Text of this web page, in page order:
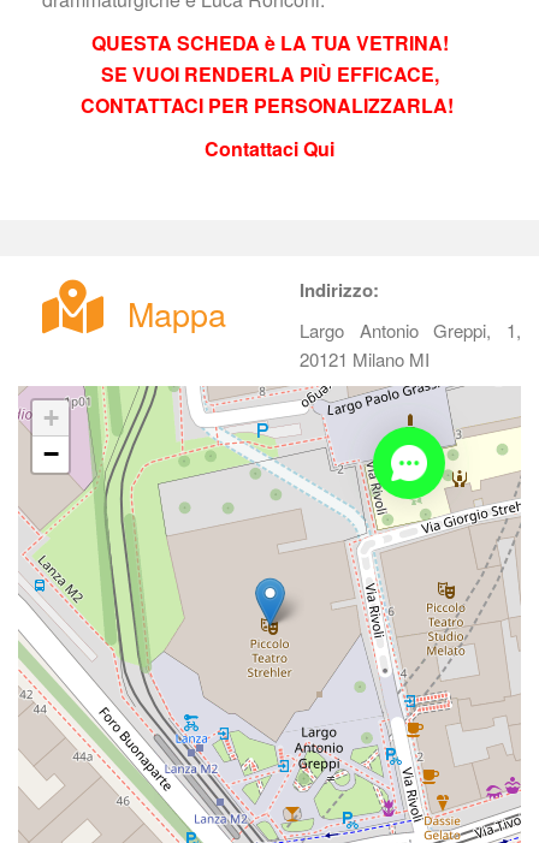
QUESTA SCHEDA è LA TUA VETRINA!
SE VUOI RENDERLA PIÙ EFFICACE,
CONTATTACI PER PERSONALIZZARLA!
Contattaci Qui
Mappa Indirizzo:
Largo Antonio Greppi, 1,
20121 Milano MI
+
−